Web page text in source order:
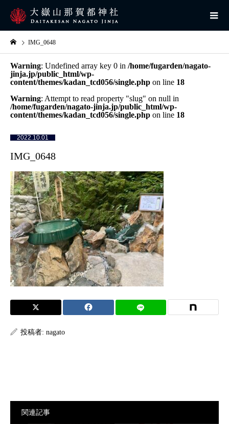
IMG_0648
Warning: Undefined array key 0 in /home/fugarden/nagato-
jinja.jp/public_html/wp-
content/themes/kadan_tcd056/single.php on line 18
Warning: Attempt to read property "slug" on null in
/home/fugarden/nagato-jinja.jp/public_html/wp-
content/themes/kadan_tcd056/single.php on line 18
2022.10.01
IMG_0648
投稿者: nagato
関連記事